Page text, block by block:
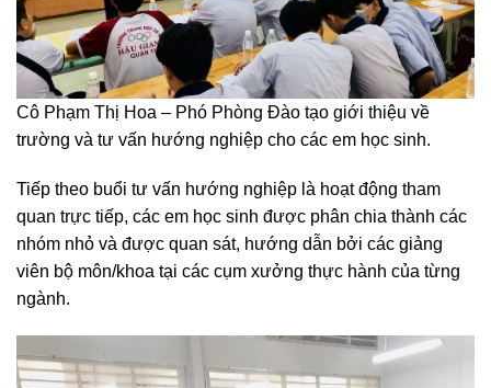
Cô Phạm Thị Hoa – Phó Phòng Đào tạo giới thiệu về
trường và tư vấn hướng nghiệp cho các em học sinh.
Tiếp theo buổi tư vấn hướng nghiệp là hoạt động tham
quan trực tiếp, các em học sinh được phân chia thành các
nhóm nhỏ và được quan sát, hướng dẫn bởi các giảng
viên bộ môn/khoa tại các cụm xưởng thực hành của từng
ngành.